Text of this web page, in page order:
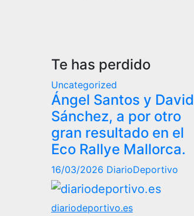
Te has perdido
Uncategorized
Ángel Santos y David
Sánchez, a por otro
gran resultado en el
Eco Rallye Mallorca.
16/03/2026 DiarioDeportivo
diariodeportivo.es